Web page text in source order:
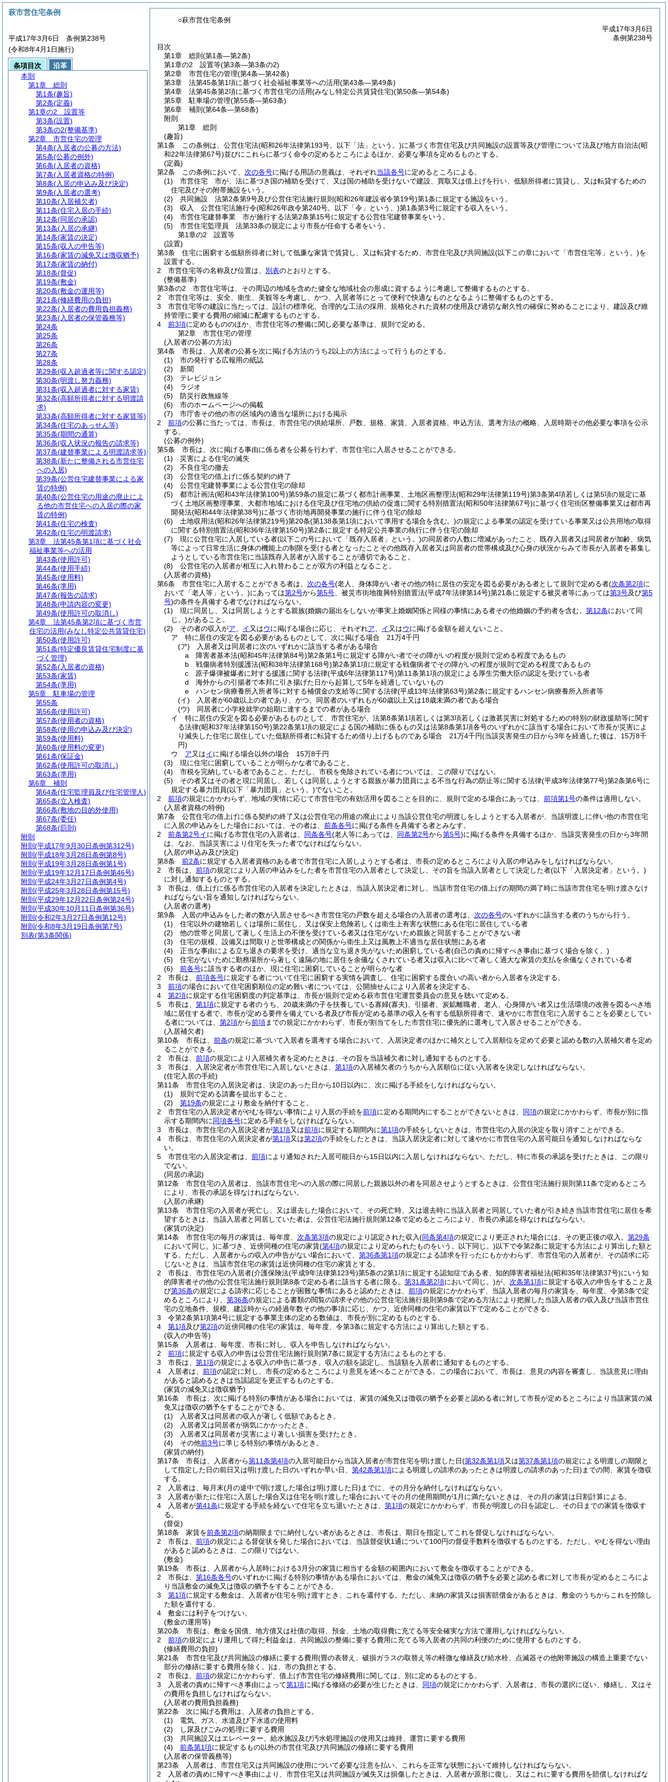
○萩市営住宅条例
平成17年3月6日
条例第238号
目次
第1章
総則 (第1条―第2条)
第1章の2
設置等(第3条―第3条の2)
第2章
市営住宅の管理(第4条―第42条)
第3章
法第45条第1項に基づく社会福祉事業等への活用(第43条―第49条)
第4章
法第45条第2項に基づく市営住宅の活用(みなし特定公共賃貸住宅)(第50条―第54条)
第5章
駐車場の管理(第55条―第63条)
第6章
補則 (第64条―第68条)
附則
第1章
総則
(趣旨)
第1条
この条例は、公営住宅法(昭和26年法律第193号。以下「法」という。)に基づく市営住宅及び共同施設の設置等及び管理について法及び地方自治法(昭
和22年法律第67号)並びにこれらに基づく命令の定めるところによるほか、必要な事項を定めるものとする。
(定義)
第2条
この条例において、 次の各号に掲げる用語の意義は、それぞれ当該各号に定めるところによる。
(1)
市営住宅 市が、法に基づき国の補助を受けて、又は国の補助を受けないで建設、買取又は借上げを行い、低額所得者に賃貸し、又は転貸するための
住宅及びその附帯施設をいう。
(2)
共同施設 法第2条第9号及び公営住宅法施行規則 (昭和26年建設省令第19号)第1条に規定する施設をいう。
(3)
収入 公営住宅法施行令(昭和26年政令第240号。以下「令」という。)第1条第3号に規定する収入をいう。
(4)
市営住宅建替事業 市が施行する法第2条第15号に規定する公営住宅建替事業をいう。
(5)
市営住宅監理員 法第33条の規定により市長が任命する者をいう。
第1章の2
設置等
(設置)
第3条
住宅に困窮する低額所得者に対して低廉な家賃で賃貸し、又は転貸するため、市営住宅及び共同施設(以下この章において「市営住宅等」という。)を
設置する。
2
市営住宅等の名称及び位置は、 別表のとおりとする。
(整備基準)
第3条の2
市営住宅等は、その周辺の地域を含めた健全な地域社会の形成に資するように考慮して整備するものとする。
2
市営住宅等は、安全、衛生、美観等を考慮し、かつ、入居者等にとって便利で快適なものとなるように整備するものとする。
3
市営住宅等の建設に当たっては、設計の標準化、合理的な工法の採用、規格化された資材の使用及び適切な耐久性の確保に努めることにより、建設及び維
持管理に要する費用の縮減に配慮するものとする。
4
前3項に定めるもののほか、市営住宅等の整備に関し必要な基準は、規則で定める。
第2章
市営住宅の管理
(入居者の公募の方法)
第4条
市長は、入居者の公募を次に掲げる方法のうち2以上の方法によって行うものとする。
(1)
市の発行する広報用の紙誌
(2)
新聞
(3)
テレビジョン
(4)
ラジオ
(5)
防災行政無線等
(6)
市のホームページへの掲載
(7)
市庁舎その他の市の区域内の適当な場所における掲示
2
前項の公募に当たっては、市長は、市営住宅の供給場所、戸数、規格、家賃、入居者資格、申込方法、選考方法の概略、入居時期その他必要な事項を公示
する。
(公募の例外)
第5条
市長は、次に掲げる事由に係る者を公募を行わず、市営住宅に入居させることができる。
(1)
災害による住宅の滅失
(2)
不良住宅の撤去
(3)
公営住宅の借上げに係る契約の終了
(4)
公営住宅建替事業による公営住宅の除却
(5)
都市計画法(昭和43年法律第100号)第59条の規定に基づく都市計画事業、土地区画整理法(昭和29年法律第119号)第3条第4項若しくは第5項の規定に基
づく土地区画整理事業、大都市地域における住宅及び住宅地の供給の促進に関する特別措置法(昭和50年法律第67号)に基づく住宅街区整備事業又は都市再
開発法(昭和44年法律第38号)に基づく市街地再開発事業の施行に伴う住宅の除却
(6)
土地収用法(昭和26年法律第219号)第20条(第138条第1項において準用する場合を含む。)の規定による事業の認定を受けている事業又は公共用地の取得
に関する特別措置法(昭和36年法律第150号)第2条に規定する特定公共事業の執行に伴う住宅の除却
(7)
現に公営住宅に入居している者(以下この号において「既存入居者」という。)の同居者の人数に増減があったこと、既存入居者又は同居者が加齢、病気
等によって日常生活に身体の機能上の制限を受ける者となったことその他既存入居者又は同居者の世帯構成及び心身の状況からみて市長が入居者を募集し
ようとしている市営住宅に当該既存入居者が入居することが適切であること。
(8)
公営住宅の入居者が相互に入れ替わることが双方の利益となること。
(入居者の資格)
第6条
市営住宅に入居することができる者は、 次の各号(老人、身体障がい者その他の特に居住の安定を図る必要がある者として規則で定める者(次条第2項に
おいて「老人等」という。)にあっては第2号から第5号 、被災市街地復興特別措置法(平成7年法律第14号)第21条に規定する被災者等にあっては第3号及び第5
号)の条件を具備する者でなければならない。
(1)
現に同居し、又は同居しようとする親族(婚姻の届出をしないが事実上婚姻関係と同様の事情にある者その他婚姻の予約者を含む。 第12条において同
じ。)があること。
(2)
その者の収入がア イ 又はウに掲げる場合に応じ、それぞれア イ 又はウに掲げる金額を超えないこと。
ア
特に居住の安定を図る必要があるものとして、次に掲げる場合 21万4千円
(ア)
入居者又は同居者に次のいずれかに該当する者がある場合
a
障害者基本法(昭和45年法律第84号)第2条第1号に規定する障がい者でその障がいの程度が規則で定める程度であるもの
b
戦傷病者特別援護法(昭和38年法律第168号)第2条第1項に規定する戦傷病者でその障がいの程度が規則で定める程度であるもの
c
原子爆弾被爆者に対する援護に関する法律(平成6年法律第117号)第11条第1項の規定による厚生労働大臣の認定を受けている者
d
海外からの引揚者で本邦に引き揚げた日から起算して5年を経過していないもの
e
ハンセン病療養所入所者等に対する補償金の支給等に関する法律(平成13年法律第63号)第2条に規定するハンセン病療養所入所者等
(イ)
入居者が60歳以上の者であり、かつ、同居者のいずれもが60歳以上又は18歳未満の者である場合
(ウ)
同居者に小学校就学の始期に達するまでの者がある場合
イ
特に居住の安定を図る必要があるものとして、市営住宅が、法第8条第1項若しくは第3項若しくは激甚災害に対処するための特別の財政援助等に関す
る法律(昭和37年法律第150号)第22条第1項の規定による国の補助に係るもの又は法第8条第1項各号のいずれかに該当する場合において市長が災害によ
り滅失した住宅に居住していた低額所得者に転貸するため借り上げるものである場合 21万4千円(当該災害発生の日から3年を経過した後は、15万8千
円)
ウ
ア又はイに掲げる場合以外の場合 15万8千円
(3)
現に住宅に困窮していることが明らかな者であること。
(4)
市税を完納している者であること。 ただし、市税を免除されている者については、この限りではない。
(5)
その者又はその者と現に同居し、若しくは同居しようとする親族が暴力団員による不当な行為の防止等に関する法律(平成3年法律第77号)第2条第6号に
規定する暴力団員(以下「暴力団員」という。)でないこと。
2
前項の規定にかかわらず、地域の実情に応じて市営住宅の有効活用を図ることを目的に、規則で定める場合にあっては、 前項第1号の条件は適用しない。
(入居者資格の特例)
第7条
公営住宅の借上げに係る契約の終了又は公営住宅の用途の廃止により当該公営住宅の明渡しをしようとする入居者が、当該明渡しに伴い他の市営住宅
に入居の申込みをした場合においては、その者は、 前条各号に掲げる条件を具備する者とみなす。
2
前条第2号イに掲げる市営住宅の入居者は、 同条各号(老人等にあっては、 同条第2号から第5号)に掲げる条件を具備するほか、当該災害発生の日から3年間
は、なお、当該災害により住宅を失った者でなければならない。
(入居の申込み及び決定)
第8条
前2条に規定する入居者資格のある者で市営住宅に入居しようとする者は、市長の定めるところにより入居の申込みをしなければならない。
2
市長は、 前項の規定により入居の申込みをした者を市営住宅の入居者として決定し、その旨を当該入居者として決定した者(以下「入居決定者」という。)
に対し通知するものとする。
3
市長は、借上げに係る市営住宅の入居者を決定したときは、当該入居決定者に対し、当該市営住宅の借上げの期間の満了時に当該市営住宅を明け渡さなけ
ればならない旨を通知しなければならない。
(入居者の選考)
第9条
入居の申込みをした者の数が入居させるべき市営住宅の戸数を超える場合の入居者の選考は、 次の各号のいずれかに該当する者のうちから行う。
(1)
住宅以外の建物若しくは場所に居住し、又は保安上危険若しくは衛生上有害な状態にある住宅に居住している者
(2)
他の世帯と同居して著しく生活上の不便を受けている者又は住宅がないため親族と同居することができない者
(3)
住宅の規模、設備又は間取りと世帯構成との関係から衛生上又は風教上不適当な居住状態にある者
(4)
正当な事由による立ち退きの要求を受け、適当な立ち退き先がないため困窮している者(自己の責めに帰すべき事由に基づく場合を除く。)
(5)
住宅がないために勤務場所から著しく遠隔の地に居住を余儀なくされている者又は収入に比べて著しく過大な家賃の支払を余儀なくされている者
(6)
前各号に該当する者のほか、現に住宅に困窮していることが明らかな者
2
市長は、 前項各号に規定する者について住宅に困窮する実情を調査し、住宅に困窮する度合いの高い者から入居者を決定する。
3
前項の場合において住宅困窮順位の定め難い者については、公開抽せんにより入居者を決定する。
4
第2項に規定する住宅困窮度の判定基準は、市長が規則で定める萩市営住宅運営委員会の意見を聴いて定める。
5
市長は、 第1項に規定する者のうち、20歳未満の子を扶養している寡婦(寡夫) 、引揚者、炭鉱離職者、老人、心身障がい者又は生活環境の改善を図るべき地
域に居住する者で、市長が定める要件を備えている者及び市長が定める基準の収入を有する低額所得者で、速やかに市営住宅に入居することを必要としてい
る者については、 第2項から前項までの規定にかかわらず、市長が割当てをした市営住宅に優先的に選考して入居させることができる。
(入居補欠者)
第10条
市長は、 前条の規定に基づいて入居者を選考する場合において、入居決定者のほかに補欠として入居順位を定めて必要と認める数の入居補欠者を定め
ることができる。
2
市長は、 前項の規定により入居補欠者を定めたときは、その旨を当該補欠者に対し通知するものとする。
3
市長は、入居決定者が市営住宅に入居しないときは、 第1項の入居補欠者のうちから入居順位に従い入居者を決定しなければならない。
(住宅入居の手続)
第11条
市営住宅の入居決定者は、決定のあった日から10日以内に、次に掲げる手続をしなければならない。
(1)
規則で定める請書を提出すること。
(2)
第19条の規定により敷金を納付すること。
2
市営住宅の入居決定者がやむを得ない事情により入居の手続を前項に定める期間内にすることができないときは、 同項の規定にかかわらず、市長が別に指
示する期間内に同項各号に定める手続をしなければならない。
3
市長は、市営住宅の入居決定者が第1項又は前項に規定する期間内に第1項の手続をしないときは、市営住宅の入居の決定を取り消すことができる。
4
市長は、市営住宅の入居決定者が第1項又は第2項の手続をしたときは、当該入居決定者に対して速やかに市営住宅の入居可能日を通知しなければならな
い。
5
市営住宅の入居決定者は、 前項により通知された入居可能日から15日以内に入居しなければならない。 ただし、特に市長の承認を受けたときは、この限り
でない。
(同居の承認)
第12条
市営住宅の入居者は、当該市営住宅への入居の際に同居した親族以外の者を同居させようとするときは、公営住宅法施行規則第11条で定めるところ
により、市長の承認を得なければならない。
(入居の承継)
第13条
市営住宅の入居者が死亡し、又は退去した場合において、その死亡時、又は退去時に当該入居者と同居していた者が引き続き当該市営住宅に居住を希
望するときは、当該入居者と同居していた者は、公営住宅法施行規則第12条で定めるところにより、市長の承認を得なければならない。
(家賃の決定)
第14条
市営住宅の毎月の家賃は、毎年度、 次条第3項の規定により認定された収入(同条第4項の規定により更正された場合には、その更正後の収入。 第29条
において同じ。)に基づき、近傍同種の住宅の家賃(第4項の規定により定められたものをいう。以下同じ。)以下で令第2条に規定する方法により算出した額と
する。 ただし、入居者からの収入の申告がない場合において、 第36条第1項の規定による請求を行ったにもかかわらず、市営住宅の入居者が、その請求に応
じないときは、当該市営住宅の家賃は近傍同種の住宅の家賃とする。
2
市長は、市営住宅の入居者(介護保険法(平成9年法律第123号)第5条の2第1項に規定する認知症である者、知的障害者福祉法(昭和35年法律第37号)にいう知
的障害者その他の公営住宅法施行規則第8条で定める者に該当する者に限る。 第31条第2項において同じ。)が、 次条第1項に規定する収入の申告をすること及
び第36条の規定による請求に応じることが困難な事情にあると認めたときは、 前項の規定にかかわらず、当該入居者の毎月の家賃を、毎年度、令第3条で定
めるところにより、 第36条の規定による書類の閲覧の請求その他の公営住宅法施行規則第9条で定める方法により把握した当該入居者の収入及び当該市営住
宅の立地条件、規模、建設時からの経過年数その他の事項に応じ、かつ、近傍同種の住宅の家賃以下で定めることができる。
3
令第2条第1項第4号に規定する事業主体の定める数値は、市長が別に定めるものとする。
4
第1項及び第2項の近傍同種の住宅の家賃は、毎年度、令第3条に規定する方法により算出した額とする。
(収入の申告等)
第15条
入居者は、毎年度、市長に対し、収入を申告しなければならない。
2
前項に規定する収入の申告は公営住宅法施行規則第7条に規定する方法によるものとする。
3
市長は、 第1項の規定による収入の申告に基づき、収入の額を認定し、当該額を入居者に通知するものとする。
4
入居者は、 前項の認定に対し、市長の定めるところにより意見を述べることができる。
この場合において、市長は、意見の内容を審査し、当該意見に理由
があると認めるときは当該認定を更正するものとする。
(家賃の減免又は徴収猶予)
第16条
市長は、次に掲げる特別の事情がある場合においては、家賃の減免又は徴収の猶予を必要と認める者に対して市長が定めるところにより当該家賃の減
免又は徴収の猶予をすることができる。
(1)
入居者又は同居者の収入が著しく低額であるとき。
(2)
入居者又は同居者が病気にかかったとき。
(3)
入居者又は同居者が災害により著しい損害を受けたとき。
(4)
その他前3号に準じる特別の事情があるとき。
(家賃の納付)
第17条
市長は、入居者から第11条第4項の入居可能日から当該入居者が市営住宅を明け渡した日(第32条第1項又は第37条第1項の規定による明渡しの期限と
して指定した日の前日又は明け渡した日のいずれか早い日、 第42条第1項による明渡しの請求のあったときは明渡しの請求のあった日) までの間、家賃を徴収
する。
2
入居者は、毎月末(月の途中で明け渡した場合は明け渡した日) までに、その月分を納付しなければならない。
3
入居者が新たに住宅に入居した場合又は住宅を明け渡した場合においてその月の使用期間が1月に満たないときは、その月の家賃は日割計算による。
4
入居者が第41条に規定する手続を経ないで住宅を立ち退いたときは、 第1項の規定にかかわらず、市長が明渡しの日を認定し、その日までの家賃を徴収す
る。
(督促)
第18条
家賃を前条第2項の納期限までに納付しない者があるときは、市長は、期日を指定してこれを督促しなければならない。
2
市長は、 前項の規定による督促状を発した場合においては、当該督促状1通について100円の督促手数料を徴収するものとする。 ただし、やむを得ない理由
があると認めるときは、この限りではない。
(敷金)
第19条
市長は、入居者から入居時における3月分の家賃に相当する金額の範囲内において敷金を徴収することができる。
2
市長は、 第16条各号のいずれかに掲げる特別の事情がある場合においては、敷金の減免又は徴収の猶予を必要と認める者に対して市長が定めるところによ
り当該敷金の減免又は徴収の猶予をすることができる。
3
第1項に規定する敷金は、入居者が住宅を明け渡すとき、これを還付する。 ただし、未納の家賃又は損害賠償金があるときは、敷金のうちからこれを控除し
た額を還付する。
4
敷金には利子をつけない。
(敷金の運用等)
第20条
市長は、敷金を国債、地方債又は社債の取得、預金、土地の取得費に充てる等安全確実な方法で運用しなければならない。
2
前項の規定により運用して得た利益金は、共同施設の整備に要する費用に充てる等入居者の共同の利便のために使用するものとする。
(修繕費用の負担)
第21条
市営住宅及び共同施設の修繕に要する費用(畳の表替え、破損ガラスの取替え等の軽微な修繕及び給水栓、点滅器その他附帯施設の構造上重要でない
部分の修繕に要する費用を除く。)は、市の負担とする。
2
市長は、 前項の規定にかかわらず、借上げ市営住宅の修繕費用に関しては、別に定めるものとする。
3
入居者の責めに帰すべき事由によって第1項に掲げる修繕の必要が生じたときは、 同項の規定にかかわらず、入居者は、市長の選択に従い、修繕し、又はそ
の費用を負担しなければならない。
(入居者の費用負担義務)
第22条
次に掲げる費用は、入居者の負担とする。
(1)
電気、ガス、水道及び下水道の使用料
(2)
し尿及びごみの処理に要する費用
(3)
共同施設又はエレベーター、給水施設及び汚水処理施設の使用又は維持、運営に要する費用
(4)
前条第1項に規定するもの以外の市営住宅及び共同施設の修繕に要する費用
(入居者の保管義務等)
第23条
入居者は、市営住宅又は共同施設の使用について必要な注意を払い、これらを正常な状態において維持しなければならない。
2
入居者の責めに帰すべき事由により、市営住宅又は共同施設が滅失又は損傷したときは、入居者が原形に復し、又はこれに要する費用を賠償しなければな
萩市営住宅条例
平成17年3月6日 条例第238号
(令和8年4月1日施行)
条項目次
沿革
本則
第1章
総則
第1条(趣旨)
第2条(定義)
第1章の2
設置等
第3条(設置)
第3条の2(整備基準)
第2章
市営住宅の管理
第4条(入居者の公募の方法)
第5条(公募の例外)
第6条(入居者の資格)
第7条(入居者資格の特例)
第8条(入居の申込み及び決定)
第9条(入居者の選考)
第10条(入居補欠者)
第11条(住宅入居の手続)
第12条(同居の承認)
第13条(入居の承継)
第14条(家賃の決定)
第15条(収入の申告等)
第16条(家賃の減免又は徴収猶予)
第17条(家賃の納付)
第18条(督促)
第19条(敷金)
第20条(敷金の運用等)
第21条(修繕費用の負担)
第22条(入居者の費用負担義務)
第23条(入居者の保管義務等)
第24条
第25条
第26条
第27条
第28条
第29条(収入超過者等に関する認定)
第30条(明渡し努力義務)
第31条(収入超過者に対する家賃)
第32条(高額所得者に対する明渡請
求)
第33条(高額所得者に対する家賃等)
第34条(住宅のあっせん等)
第35条(期間の通算)
第36条(収入状況の報告の請求等)
第37条(建替事業による明渡請求等)
第38条(新たに整備される市営住宅
への入居)
第39条(公営住宅建替事業による家
賃の特例)
第40条(公営住宅の用途の廃止によ
る他の市営住宅への入居の際の家
賃の特例)
第41条(住宅の検査)
第42条(住宅の明渡請求)
第3章
法第45条第1項に基づく社会
福祉事業等への活用
第43条(使用許可)
第44条(使用手続)
第45条(使用料)
第46条(準用)
第47条(報告の請求)
第48条(申請内容の変更)
第49条(使用許可の取消し)
第4章
法第45条第2項に基づく市営
住宅の活用(みなし特定公共賃貸住宅)
第50条(使用許可)
第51条(特定優良賃貸住宅制度に基
づく管理)
第52条(入居者の資格)
第53条(家賃)
第54条(準用)
第5章
駐車場の管理
第55条
第56条(使用許可)
第57条(使用者の資格)
第58条(使用の申込み及び決定)
第59条(使用料)
第60条(使用料の変更)
第61条(保証金)
第62条(使用許可の取消し)
第63条(準用)
第6章
補則
第64条(住宅監理員及び住宅管理人)
第65条(立入検査)
第66条(敷地の目的外使用)
第67条(委任)
第68条(罰則)
附則
附則 (平成17年9月30日条例第312号)
附則 (平成18年3月28日条例第8号)
附則 (平成19年3月28日条例第1号)
附則 (平成19年12月17日条例第46号)
附則 (平成24年3月27日条例第4号)
附則 (平成25年3月28日条例第15号)
附則 (平成29年12月22日条例第24号)
附則 (平成30年10月11日条例第36号)
附則 (令和2年3月27日条例第12号)
附則 (令和8年3月19日条例第7号)
別表(第3条関係)